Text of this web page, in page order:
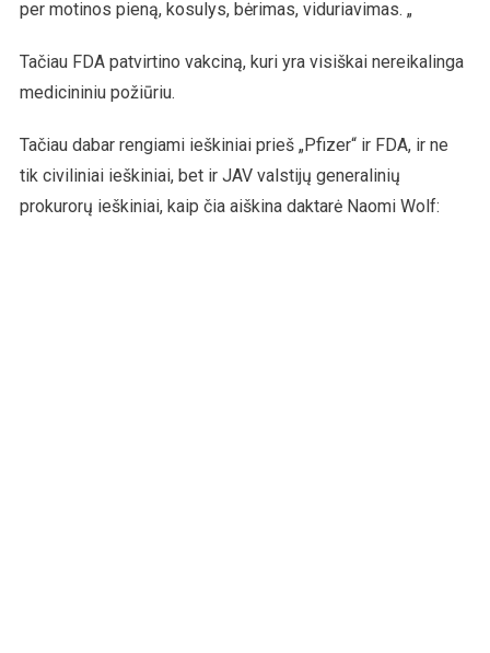
per motinos pieną, kosulys, bėrimas, viduriavimas. „
Tačiau FDA patvirtino vakciną, kuri yra visiškai nereikalinga
medicininiu požiūriu.
Tačiau dabar rengiami ieškiniai prieš „Pfizer“ ir FDA, ir ne
tik civiliniai ieškiniai, bet ir JAV valstijų generalinių
prokurorų ieškiniai, kaip čia aiškina daktarė Naomi Wolf: